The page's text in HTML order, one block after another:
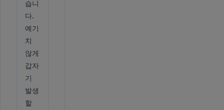
습니
다.
예기
치
않게
갑자
기
발생
할